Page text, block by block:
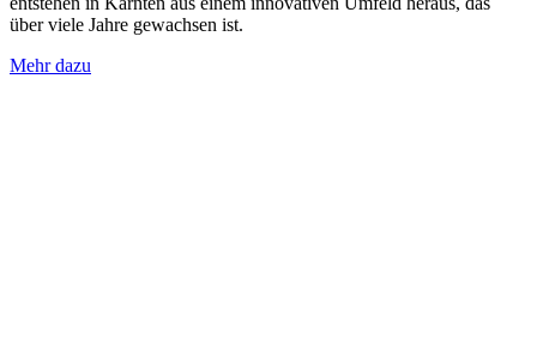
über viele Jahre gewachsen ist.
Mehr dazu